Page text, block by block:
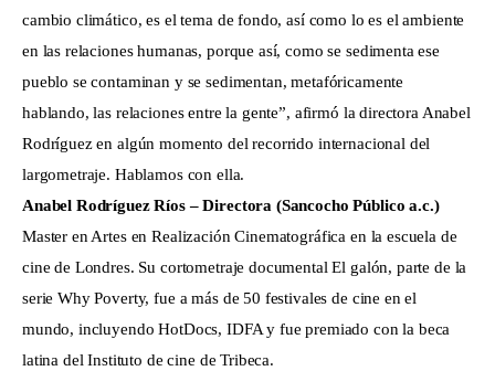
cambio climático, es el tema de fondo, así como lo es el ambiente
en las relaciones humanas, porque así, como se sedimenta ese
pueblo se contaminan y se sedimentan, metafóricamente
hablando, las relaciones entre la gente”, afirmó la directora Anabel
Rodríguez en algún momento del recorrido internacional del
largometraje. Hablamos con ella.
Anabel Rodríguez Ríos – Directora (Sancocho Público a.c.)
Master en Artes en Realización Cinematográfica en la escuela de
cine de Londres. Su cortometraje documental El galón, parte de la
serie Why Poverty, fue a más de 50 festivales de cine en el
mundo, incluyendo HotDocs, IDFA y fue premiado con la beca
latina del Instituto de cine de Tribeca.